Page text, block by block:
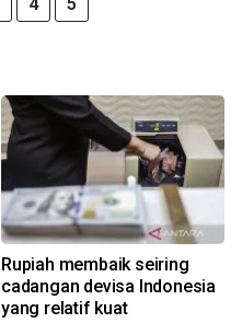
Rupiah membaik seiring
cadangan devisa Indonesia
yang relatif kuat